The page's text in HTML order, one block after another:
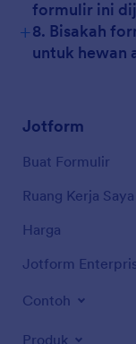
formulir ini
+8. Bisakah
untuk hewan
Jotform
Buat Formulir
Ruang Kerja Saya
Harga
Jotform
Contoh
Produk